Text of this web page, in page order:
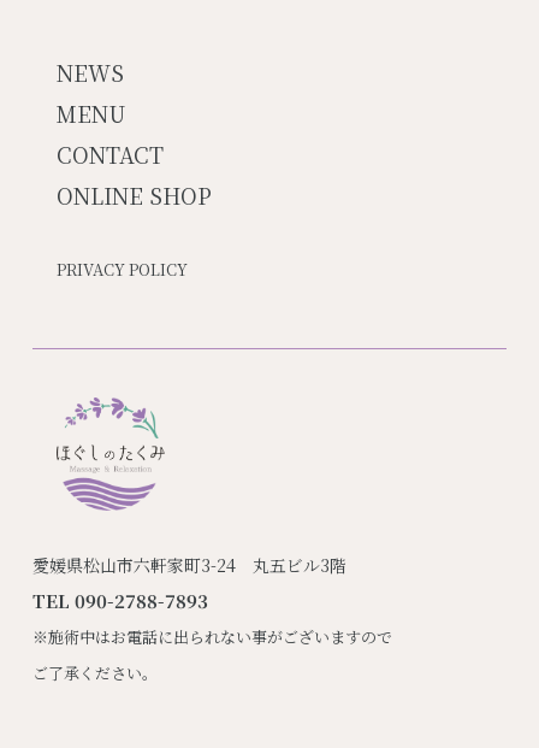
NEWS
MENU
CONTACT
ONLINE SHOP
PRIVACY POLICY
愛媛県松山市六軒家町3-24 丸五ビル3階
TEL 090-2788-7893
※施術中はお電話に出られない事がございますので
ご了承ください。